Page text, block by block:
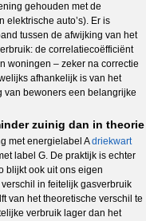
gehouden met de
auto’s). Er is
tussen de afwijking van het
de correlatiecoëfficiënt
woningen – zeker na correctie
afhankelijk is van het
van bewoners een belangrijke
zuinig dan in theorie
met energielabel Adriekwart
label G. De praktijk is echter
blijkt ook uit ons eigen
in feitelijk gasverbruik
van het theoretische verschil te
verbruik lager dan het